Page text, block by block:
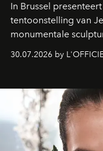
In Brussel
tentoonstelling van
monumentale
fonkelend Murano-
een emotionele reis
moment van
30.07.2026 by